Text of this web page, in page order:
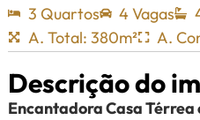
3 Quartos 4 Vagas
A. Total: 380m²
A.
Descrição do
Encantadora Casa